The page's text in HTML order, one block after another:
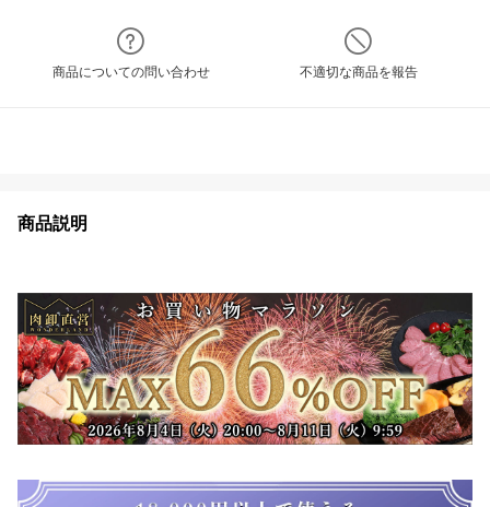
商品についての問い合わせ 不適切な商品を報告
商品説明